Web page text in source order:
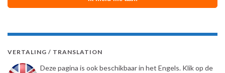
VERTALING / TRANSLATION
Deze pagina is ook beschikbaar in het Engels. Klik op de